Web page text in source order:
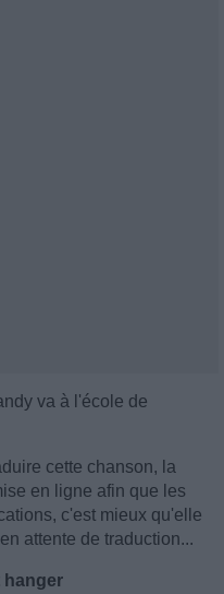
va à l'école de
cette chanson, la
en ligne afin que les
c'est mieux qu'elle
attente de traduction...
hanger